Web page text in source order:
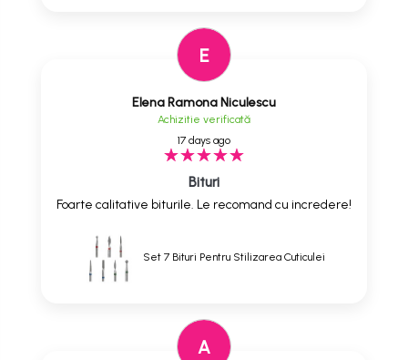
E
Elena Ramona Niculescu
Achizitie verificată
17 days ago
Bituri
Foarte calitative biturile. Le recomand cu incredere!
Set 7 Bituri Pentru Stilizarea Cuticulei
A